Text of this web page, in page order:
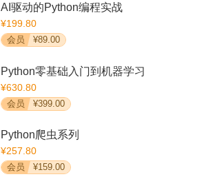
AI驱动的Python编程实战
¥199.80
会员 ¥89.00
Python零基础入门到机器学习
¥630.80
会员 ¥399.00
Python爬虫系列
¥257.80
会员 ¥159.00